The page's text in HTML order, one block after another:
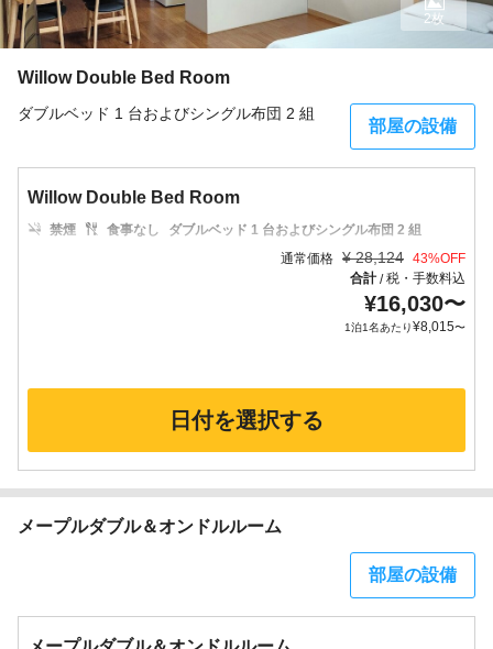
Willow Double Bed Room
ダブルベッド 1 台およびシングル布団 2 組
部屋の設備
2枚
Willow Double Bed Room
禁煙 食事なし
ダブルベッド 1 台およびシングル布団 2 組
通常価格 ¥ 28,124 43%OFF
合計/税・手数料込
¥16,030〜
1泊1名あたり¥8,015〜
日付を選択する
メープルダブル＆オンドルルーム
部屋の設備